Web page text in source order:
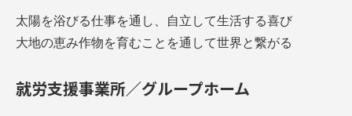
太陽を浴びる仕事を通し、自立して生活する喜び
大地の恵み作物を育むことを通して世界と繋がる
就労支援事業所／グループホーム